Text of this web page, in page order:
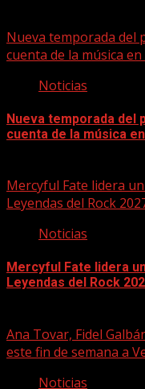
Nueva temporada del
cuenta de la música
Noticias
Nueva temporada del
cuenta de la música
Mercyful Fate lidera
Leyendas del Rock
Noticias
Mercyful Fate lidera
Leyendas del Rock
Ana Tovar, Fidel
este fin de semana a
Noticias